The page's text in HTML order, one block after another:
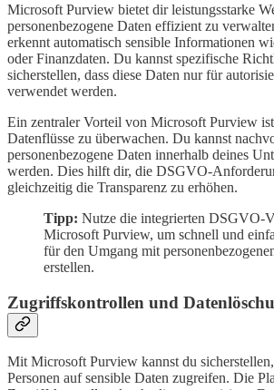
Microsoft Purview bietet dir leistungsstarke
personenbezogene Daten effizient zu
erkennt automatisch sensible Informationen
oder Finanzdaten. Du kannst spezifische
sicherstellen, dass diese Daten nur für
verwendet werden.
Ein zentraler Vorteil von Microsoft Purview
Datenflüsse zu überwachen. Du kannst
personenbezogene Daten innerhalb deines
werden. Dies hilft dir, die DSGVO-
gleichzeitig die Transparenz zu erhöhen.
Tipp: Nutze die integrierten DSGVO-
Microsoft Purview, um schnell und
für den Umgang mit
erstellen.
Zugriffskontrollen und
Mit Microsoft Purview kannst du
Personen auf sensible Daten zugreifen. Die